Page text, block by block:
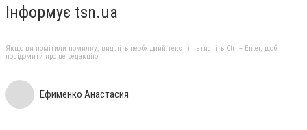
Інформує tsn.ua
Якщо ви помітили помилку, виділіть необхідний текст і натисніть Ctrl + Enter, щоб
повідомити про це редакцію
Ефименко Анастасия